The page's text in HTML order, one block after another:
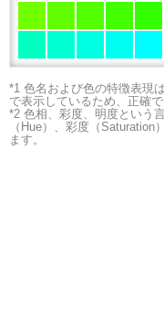
*1 色名および色の特徴表現
で表示しているため、正確
*2 色相、彩度、明度という
（Hue）、彩度（
ます。